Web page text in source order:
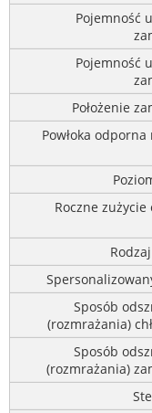
Pojemność
Pojemność
Położenie
Powłoka
Roczne
Sposób
(rozmrażania)
Sposób
(rozmrażania)